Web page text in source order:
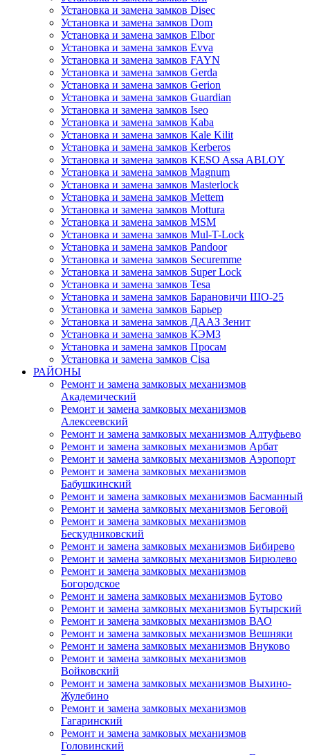
Установка и замена замков Disec
Установка и замена замков Dom
Установка и замена замков Elbor
Установка и замена замков Evva
Установка и замена замков FAYN
Установка и замена замков Gerda
Установка и замена замков Gerion
Установка и замена замков Guardian
Установка и замена замков Iseo
Установка и замена замков Kaba
Установка и замена замков Kale Kilit
Установка и замена замков Kerberos
Установка и замена замков KESO Assa ABLOY
Установка и замена замков Magnum
Установка и замена замков Masterlock
Установка и замена замков Mettem
Установка и замена замков Mottura
Установка и замена замков MSM
Установка и замена замков Mul-T-Lock
Установка и замена замков Pandoor
Установка и замена замков Securemme
Установка и замена замков Super Lock
Установка и замена замков Tesa
Установка и замена замков Барановичи ШО-25
Установка и замена замков Барьер
Установка и замена замков ДААЗ Зенит
Установка и замена замков КЭМЗ
Установка и замена замков Просам
Установка и замена замков Cisa
РАЙОНЫ
Ремонт и замена замковых механизмов
Академический
Ремонт и замена замковых механизмов
Алексеевский
Ремонт и замена замковых механизмов Алтуфьево
Ремонт и замена замковых механизмов Арбат
Ремонт и замена замковых механизмов Аэропорт
Ремонт и замена замковых механизмов
Бабушкинский
Ремонт и замена замковых механизмов Басманный
Ремонт и замена замковых механизмов Беговой
Ремонт и замена замковых механизмов
Бескудниковский
Ремонт и замена замковых механизмов Бибирево
Ремонт и замена замковых механизмов Бирюлево
Ремонт и замена замковых механизмов
Богородское
Ремонт и замена замковых механизмов Бутово
Ремонт и замена замковых механизмов Бутырский
Ремонт и замена замковых механизмов ВАО
Ремонт и замена замковых механизмов Вешняки
Ремонт и замена замковых механизмов Внуково
Ремонт и замена замковых механизмов
Войковский
Ремонт и замена замковых механизмов Выхино-
Жулебино
Ремонт и замена замковых механизмов
Гагаринский
Ремонт и замена замковых механизмов
Головинский